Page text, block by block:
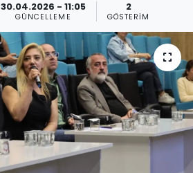
30.04.2026 - 11:05
GÜNCELLEME
2
GÖSTERIM